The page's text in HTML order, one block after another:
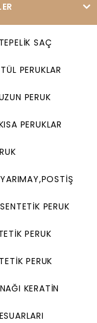
SAÇ
PERUKLAR
PERUK
PERUKLAR
PERUK
PERUK
PERUK
KERATİN